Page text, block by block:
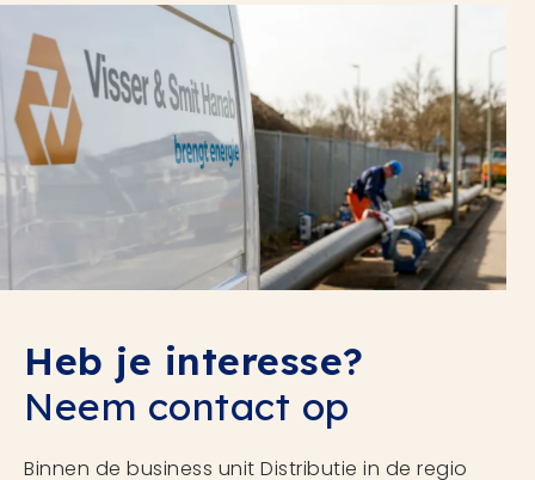
Heb je interesse?
Neem contact op
Binnen de business unit Distributie in de regio